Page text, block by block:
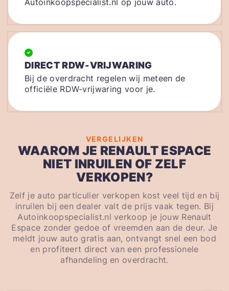
Autoinkoopspecialist.nl op jouw auto.
DIRECT RDW-VRIJWARING
Bij de overdracht regelen wij meteen de
officiële RDW-vrijwaring voor je.
VERGELIJKEN
WAAROM JE RENAULT ESPACE
NIET INRUILEN OF ZELF
VERKOPEN?
Zelf je auto particulier verkopen kost veel tijd en bij
inruilen bij een dealer valt de prijs vaak tegen. Bij
Autoinkoopspecialist.nl verkoop je jouw Renault
Espace zonder gedoe of vreemden aan de deur. Je
meldt jouw auto gratis aan, ontvangt snel een bod
en profiteert direct van een professionele
afhandeling en overdracht.